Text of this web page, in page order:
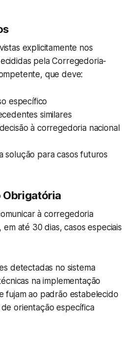
explicitamente nos
pela Corregedoria-
que deve:
específico
similares
à corregedoria nacional
solução para casos futuros
Obrigatória
à corregedoria
em até 30 dias, casos especiais
detectadas no sistema
na implementação
fujam ao padrão estabelecido
orientação específica